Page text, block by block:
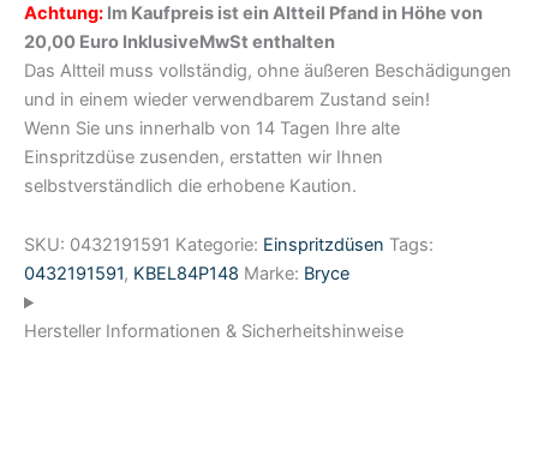
Achtung: Im Kaufpreis ist ein Altteil Pfand in Höhe von
20,00 Euro InklusiveMwSt enthalten
Das Altteil muss vollständig, ohne äußeren Beschädigungen
und in einem wieder verwendbarem Zustand sein!
Wenn Sie uns innerhalb von 14 Tagen Ihre alte
Einspritzdüse zusenden, erstatten wir Ihnen
selbstverständlich die erhobene Kaution.
SKU: 0432191591 Kategorie: Einspritzdüsen Tags:
0432191591, KBEL84P148 Marke: Bryce
Hersteller Informationen & Sicherheitshinweise